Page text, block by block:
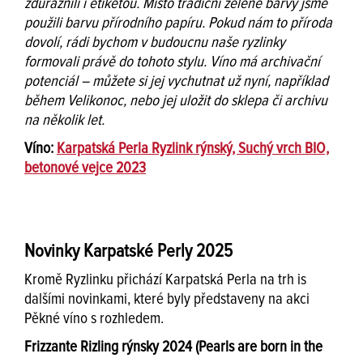
zdůraznili i etiketou. Místo tradiční zelené barvy jsme
použili barvu přírodního papíru. Pokud nám to příroda
dovolí, rádi bychom v budoucnu naše ryzlinky
formovali právě do tohoto stylu. Víno má archivační
potenciál – můžete si jej vychutnat už nyní, například
během Velikonoc, nebo jej uložit do sklepa či archivu
na několik let.
Víno: Karpatská Perla Ryzlink rýnský, Suchý vrch BIO,
betonové vejce 2023
Novinky Karpatské Perly 2025
Kromě Ryzlinku přichází Karpatská Perla na trh is
dalšími novinkami, které byly představeny na akci
Pěkné víno s rozhledem.
Frizzante Rizling rýnsky 2024 (Pearls are born in the